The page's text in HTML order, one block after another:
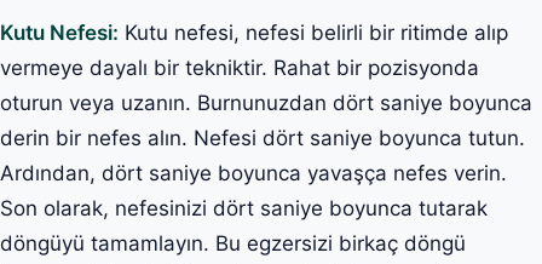
Kutu Nefesi: Kutu nefesi, nefesi belirli bir ritimde alıp
vermeye dayalı bir tekniktir. Rahat bir pozisyonda
oturun veya uzanın. Burnunuzdan dört saniye boyunca
derin bir nefes alın. Nefesi dört saniye boyunca tutun.
Ardından, dört saniye boyunca yavaşça nefes verin.
Son olarak, nefesinizi dört saniye boyunca tutarak
döngüyü tamamlayın. Bu egzersizi birkaç döngü